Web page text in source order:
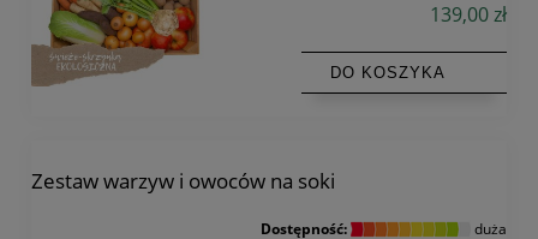
139,00 zł
DO KOSZYKA
Zestaw warzyw i owoców na soki
Dostępność:
duża